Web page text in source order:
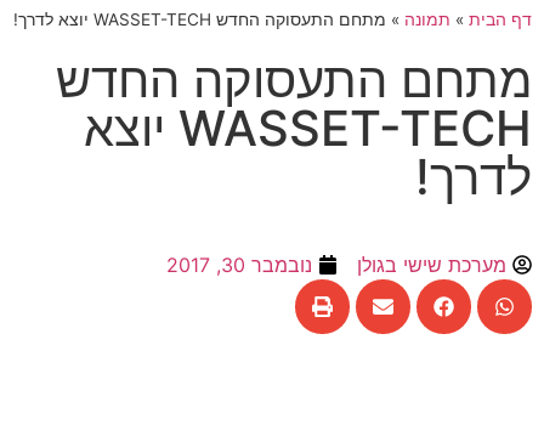
דף הבית » תמונה » מתחם התעסוקה החדש WASSET-TECH יוצא לדרך!
מתחם התעסוקה החדש
WASSET-TECH יוצא
לדרך!
מערכת שישי בגולן נובמבר 30, 2017